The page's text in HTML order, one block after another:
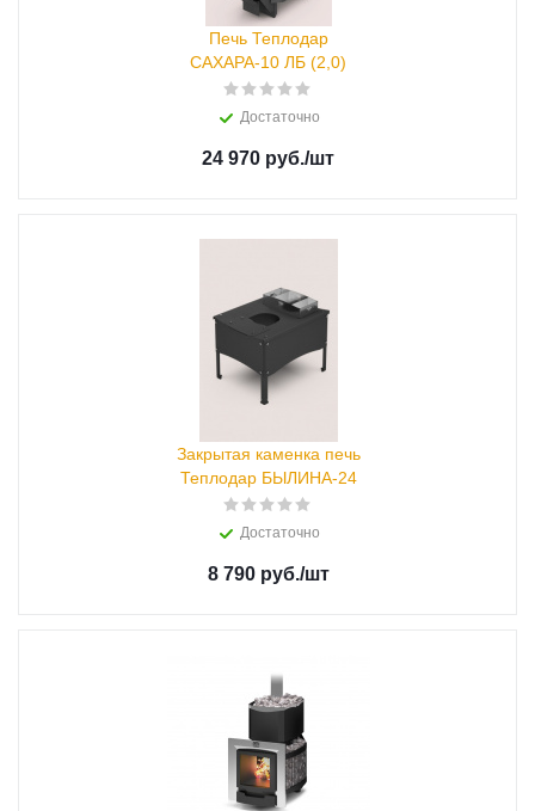
Печь Теплодар
САХАРА-10 ЛБ (2,0)
Достаточно
24 970 руб./шт
Закрытая каменка печь
Теплодар БЫЛИНА-24
Достаточно
8 790 руб./шт